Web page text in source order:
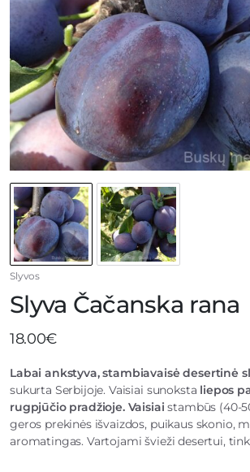
Slyvos
Slyva Čačanska rana
18.00€
Labai ankstyva, stambiavaisė desertinė
sukurta Serbijoje. Vaisiai sunoksta liepos
rugpjūčio pradžioje. Vaisiaistambūs (40-
geros prekinės išvaizdos, puikaus skonio,
aromatingas. Vartojami švieži desertui,